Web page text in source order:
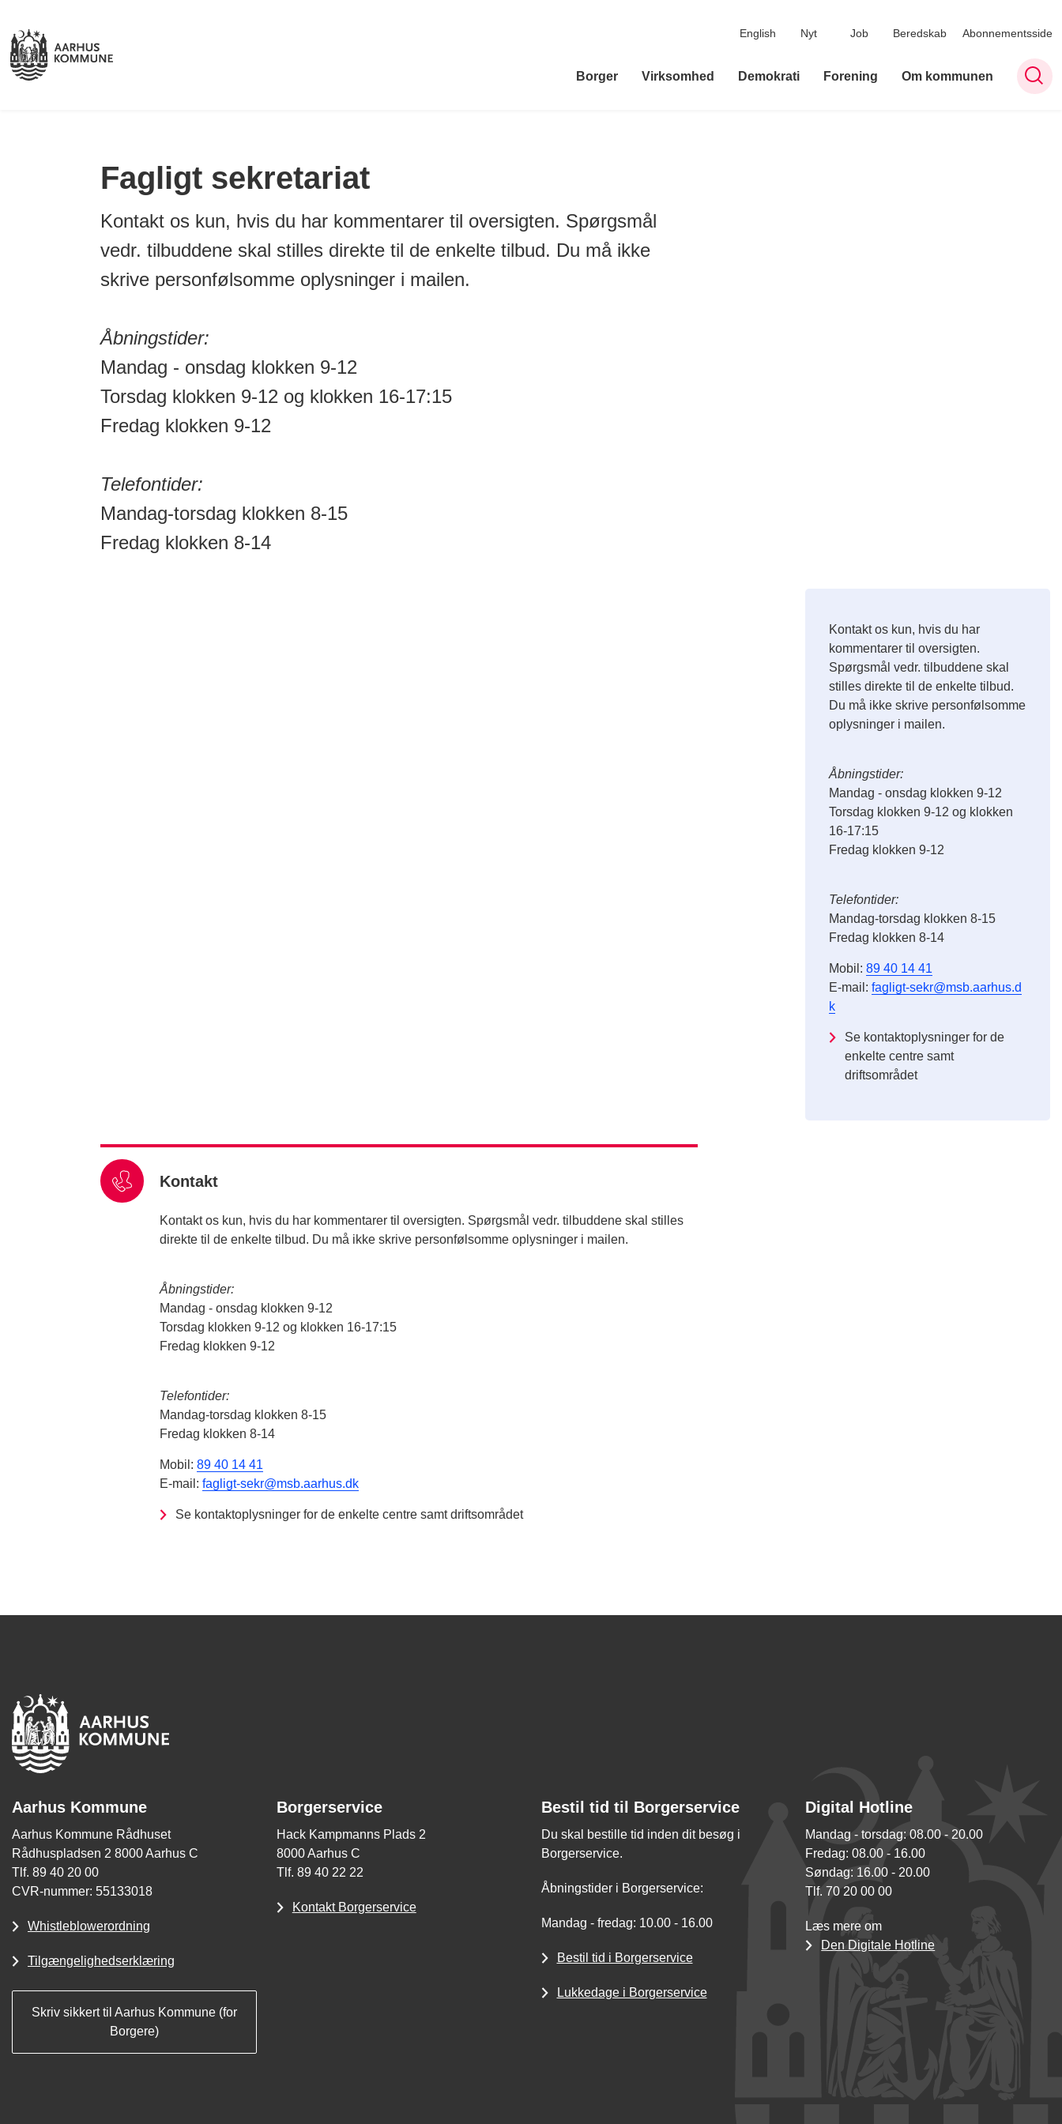
English Nyt Job Beredskab Abonnementsside
Borger Virksomhed Demokrati Forening Om kommunen
Fagligt sekretariat
Kontakt os kun, hvis du har kommentarer til oversigten. Spørgsmål
vedr. tilbuddene skal stilles direkte til de enkelte tilbud. Du må ikke
skrive personfølsomme oplysninger i mailen.
Åbningstider:
Mandag - onsdag klokken 9-12
Torsdag klokken 9-12 og klokken 16-17:15
Fredag klokken 9-12
Telefontider:
Mandag-torsdag klokken 8-15
Fredag klokken 8-14
Kontakt os kun, hvis du har
kommentarer til oversigten.
Spørgsmål vedr. tilbuddene skal
stilles direkte til de enkelte tilbud.
Du må ikke skrive personfølsomme
oplysninger i mailen.
Åbningstider:
Mandag - onsdag klokken 9-12
Torsdag klokken 9-12 og klokken
16-17:15
Fredag klokken 9-12
Telefontider:
Mandag-torsdag klokken 8-15
Fredag klokken 8-14
Mobil:89 40 14 41
E-mail:fagligt-sekr@msb.aarhus.d
k
Se kontaktoplysninger for de
enkelte centre samt
driftsområdet
Kontakt
Kontakt os kun, hvis du har kommentarer til oversigten. Spørgsmål vedr. tilbuddene skal stilles
direkte til de enkelte tilbud. Du må ikke skrive personfølsomme oplysninger i mailen.
Åbningstider:
Mandag - onsdag klokken 9-12
Torsdag klokken 9-12 og klokken 16-17:15
Fredag klokken 9-12
Telefontider:
Mandag-torsdag klokken 8-15
Fredag klokken 8-14
Mobil: 89 40 14 41
E-mail: fagligt-sekr@msb.aarhus.dk
Se kontaktoplysninger for de enkelte centre samt driftsområdet
Aarhus Kommune
Aarhus Kommune Rådhuset
Rådhuspladsen 2 8000 Aarhus C
Tlf. 89 40 20 00
CVR-nummer: 55133018
Whistleblowerordning
Tilgængelighedserklæring
Skriv sikkert til Aarhus Kommune (for
Borgere)
Borgerservice
Hack Kampmanns Plads 2
8000 Aarhus C
Tlf. 89 40 22 22
Kontakt Borgerservice
Bestil tid til Borgerservice
Du skal bestille tid inden dit besøg i
Borgerservice.
Åbningstider i Borgerservice:
Mandag - fredag: 10.00 - 16.00
Bestil tid i Borgerservice
Lukkedage i Borgerservice
Digital Hotline
Mandag - torsdag: 08.00 - 20.00
Fredag: 08.00 - 16.00
Søndag: 16.00 - 20.00
Tlf. 70 20 00 00
Læs mere om
Den Digitale Hotline